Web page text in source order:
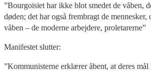
”Bourgoisiet har ikke blot smedet de våben,
døden; det har også frembragt de mennesker,
våben – de moderne arbejdere, proletarerne”
Manifestet slutter:
”Kommunisterne erklærer åbent, at deres mål